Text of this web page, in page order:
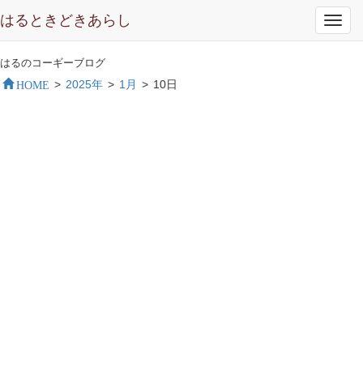
はるときどきあらし
はるのコーギーブログ
HOME > 2025年 > 1月 > 10日